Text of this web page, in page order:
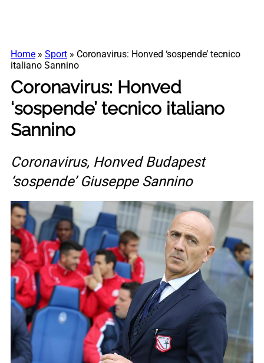
Home » Sport » Coronavirus: Honved ‘sospende’ tecnico
italiano Sannino
Coronavirus: Honved
‘sospende’ tecnico italiano
Sannino
Coronavirus, Honved Budapest
‘sospende’ Giuseppe Sannino